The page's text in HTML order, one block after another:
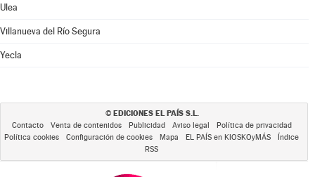
Ulea
Villanueva del Río Segura
Yecla
© EDICIONES EL PAÍS S.L.
Contacto Venta de contenidos Publicidad Aviso legal
Política de privacidad
Política cookies
Configuración de cookies Mapa EL PAÍS en KIOSKOyMÁS
Índice
RSS